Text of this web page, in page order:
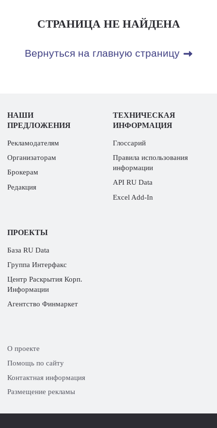
СТРАНИЦА НЕ НАЙДЕНА
Вернуться на главную страницу
НАШИ
ПРЕДЛОЖЕНИЯ
Рекламодателям
Организаторам
Брокерам
Редакция
ТЕХНИЧЕСКАЯ
ИНФОРМАЦИЯ
Глоссарий
Правила использования
информации
API RU Data
Excel Add-In
ПРОЕКТЫ
База RU Data
Группа Интерфакс
Центр Раскрытия Корп.
Информации
Агентство Финмаркет
О проекте
Помощь по сайту
Контактная информация
Размещение рекламы